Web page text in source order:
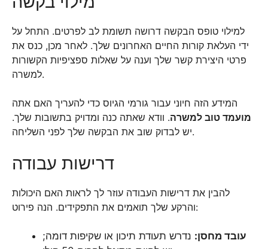
למילוי טופס הבקשה דרושה תשומת לב לפרטים. התחל על
ידי העלאת קורות החיים האחרונים שלך. לאחר מכן, כנס את
פרטי היצירת קשר שלך וענה על שאלות ספציפיות הקשורות
למשרה.
המידע הזה חיוני עבור גורמי הגיוס כדי להעריך האם אתה
מועמד טוב למשרה. וודא שאתה כנה ומדויק בתשובות שלך.
יש לבדוק שוב את הבקשה שלך לפני השליחה.
דרישות עבודה
להבין את דרישות העבודה עוזר לך לראות האם היכולות
והרקע שלך תואמים את התפקידים. הנה פירוט:
עובד מחסן: נדרש תעודת תיכון או שקיפות דומה;